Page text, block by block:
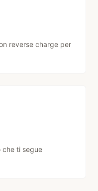
reverse charge per
che ti segue